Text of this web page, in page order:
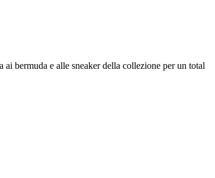
bermuda e alle sneaker della collezione per un total